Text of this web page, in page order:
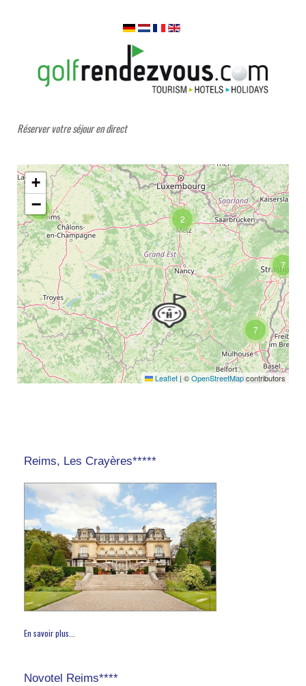
Réserver votre séjour en direct
2
5
7
7
+
−
Leaflet | ©OpenStreetMapcontributors
Reims, Les Crayères*****
En savoir plus...
Novotel Reims****